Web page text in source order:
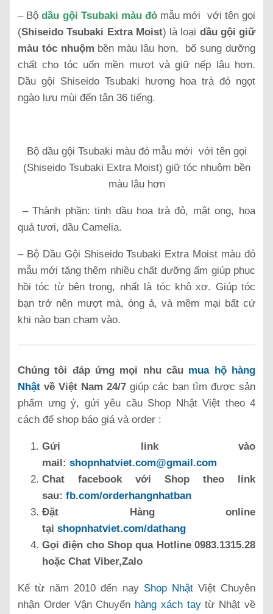
– Bộdầu gội Tsubaki màu đỏ mẫu mới với tên gọi
(Shiseido Tsubaki Extra Moist) là loại dầu gội giữ
màu tóc nhuộm bền màu lâu hơn, bổ sung dưỡng
chất cho tóc uốn mền mượt và giữ nếp lâu hơn.
Dầu gội Shiseido Tsubaki hương hoa trà đỏ ngọt
ngào lưu mùi đến tận 36 tiếng.
Bộ dầu gội Tsubaki màu đỏ mẫu mới với tên gọi
(Shiseido Tsubaki Extra Moist) giữ tóc nhuộm bền
màu lâu hơn
– Thành phần: tinh dầu hoa trà đỏ, mật ong, hoa
quả tươi, dầu Camelia.
– Bộ Dầu Gội Shiseido Tsubaki Extra Moist màu đỏ
mẫu mới tăng thêm nhiều chất dưỡng ẩm giúp phục
hồi tóc từ bên trong, nhất là tóc khô xơ. Giúp tóc
bạn trở nên mượt mà, óng ả, và mềm mại bất cứ
khi nào bạn chạm vào.
Chúng tôi đáp ứng mọi nhu cầu mua hộ hàng
Nhật về Việt Nam 24/7 giúp các bạn tìm được sản
phẩm ưng ý, gửi yêu cầu Shop Nhật Việt theo 4
cách để shop báo giá và order :
Gửi link vào
mail: shopnhatviet.com@gmail.com
Chat facebook với Shop theo link
sau: fb.com/orderhangnhatban
Đặt Hàng online
tại shopnhatviet.com/dathang
Gọi điện cho Shop qua Hotline 0983.1315.28
hoặc Chat Viber,Zalo
Kể từ năm 2010 đến nay Shop NhậtViệt Chuyên
nhận Order Vận Chuyển hàng xách taytừ Nhật về